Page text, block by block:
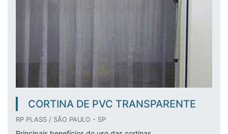
CORTINA DE PVC TRANSPARENTE
RP PLASS / SÃO PAULO - SP